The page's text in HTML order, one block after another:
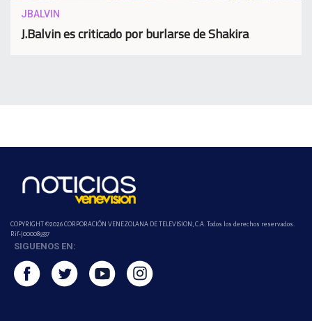
JBALVIN
J.Balvin es criticado por burlarse de Shakira
COPYRIGHT ©2026 CORPORACIÓN VENEZOLANA DE TELEVISION, C.A. Todos los derechos reservados.
Rif-j000089337
SIGUENOS EN: